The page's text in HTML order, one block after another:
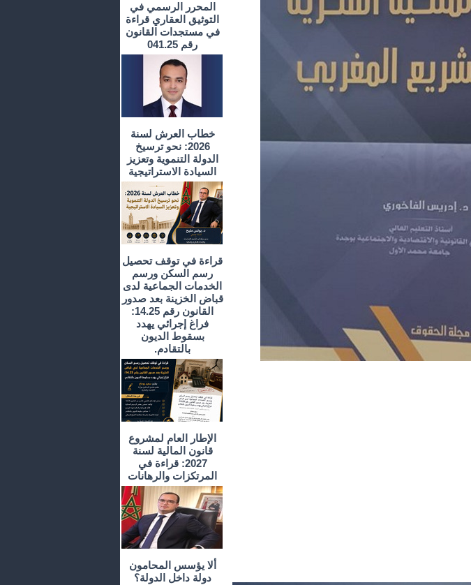
المحرر الرسمي في
التوثيق العقاري قراءة
في مستجدات القانون
رقم 041.25
خطاب العرش لسنة
2026: نحو ترسيخ
الدولة التنموية وتعزيز
السيادة الاستراتيجية
قراءة في توقف تحصيل
رسم السكن ورسم
الخدمات الجماعية لدى
قباض الخزينة بعد صدور
القانون رقم 14.25:
فراغ إجرائي يهدد
بسقوط الديون
بالتقادم.
الإطار العام لمشروع
قانون المالية لسنة
2027: قراءة في
المرتكزات والرهانات
ألا يؤسس المحامون
دولة داخل الدولة؟